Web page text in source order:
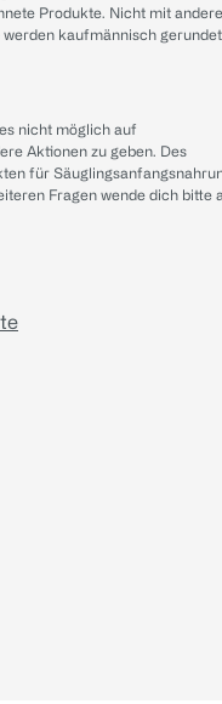
Produkte. Nicht mit
kaufmännisch
nicht möglich auf
Aktionen zu geben. Des
für
Fragen wende dich bitte